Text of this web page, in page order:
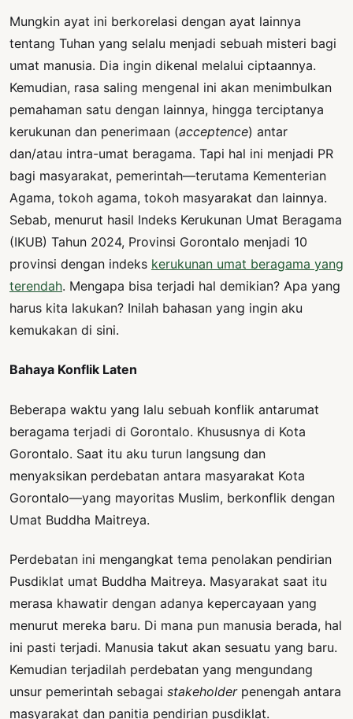
Mungkin ayat ini berkorelasi dengan ayat lainnya
tentang Tuhan yang selalu menjadi sebuah misteri bagi
umat manusia. Dia ingin dikenal melalui ciptaannya.
Kemudian, rasa saling mengenal ini akan menimbulkan
pemahaman satu dengan lainnya, hingga terciptanya
kerukunan dan penerimaan (acceptence) antar
dan/atau intra-umat beragama. Tapi hal ini menjadi PR
bagi masyarakat, pemerintah—terutama Kementerian
Agama, tokoh agama, tokoh masyarakat dan lainnya.
Sebab, menurut hasil Indeks Kerukunan Umat Beragama
(IKUB) Tahun 2024, Provinsi Gorontalo menjadi 10
provinsi dengan indeks kerukunan umat beragama yang
terendah. Mengapa bisa terjadi hal demikian? Apa yang
harus kita lakukan? Inilah bahasan yang ingin aku
kemukakan di sini.
Bahaya Konflik Laten
Beberapa waktu yang lalu sebuah konflik antarumat
beragama terjadi di Gorontalo. Khususnya di Kota
Gorontalo. Saat itu aku turun langsung dan
menyaksikan perdebatan antara masyarakat Kota
Gorontalo—yang mayoritas Muslim, berkonflik dengan
Umat Buddha Maitreya.
Perdebatan ini mengangkat tema penolakan pendirian
Pusdiklat umat Buddha Maitreya. Masyarakat saat itu
merasa khawatir dengan adanya kepercayaan yang
menurut mereka baru. Di mana pun manusia berada, hal
ini pasti terjadi. Manusia takut akan sesuatu yang baru.
Kemudian terjadilah perdebatan yang mengundang
unsur pemerintah sebagai stakeholderpenengah antara
masyarakat dan panitia pendirian pusdiklat.